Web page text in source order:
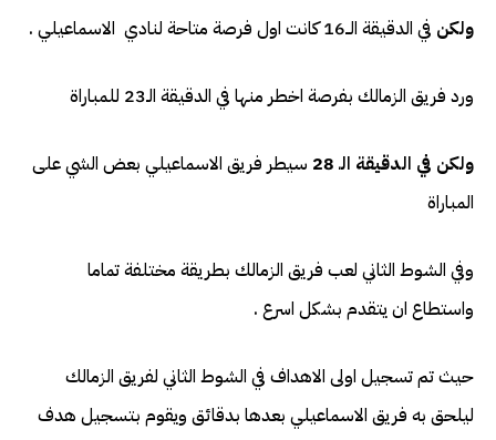
ولكن في الدقيقة الــ16 كانت اول فرصة متاحة لنادي الاسماعيلي .
ورد فريق الزمالك بفرصة اخطر منها في الدقيقة الـ23 للمباراة
ولكن في الدقيقة الـ 28
سيطر فريق الاسماعيلي بعض الشي على
المباراة
وفي الشوط الثاني لعب فريق الزمالك بطريقة مختلفة تماما
واستطاع ان يتقدم بشكل اسرع .
حيث تم تسجيل اولى الاهداف في الشوط الثاني لفريق الزمالك
ليلحق به فريق الاسماعيلي بعدها بدقائق ويقوم بتسجيل هدف